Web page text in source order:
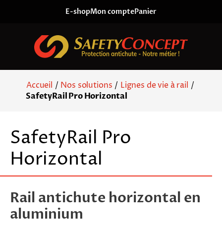
E-shopMon comptePanier
Accueil / Nos solutions / Lignes de vie à rail /
SafetyRail Pro Horizontal
SafetyRail Pro
Horizontal
Rail antichute horizontal en
aluminium